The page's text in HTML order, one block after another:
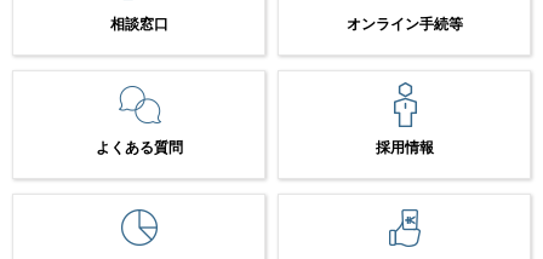
相談窓口 オンライン手続等
よくある質問 採用情報